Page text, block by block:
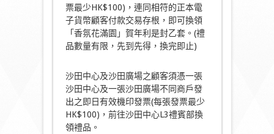
票最少HK$100)，連同相符的正本電
子貨幣顧客付款交易存根，即可換領
「香氛花滿園」賀年利是封乙套。(禮
品數量有限，先到先得，換完即止)
沙田中心及沙田廣場之顧客須憑一張
沙田中心及一張沙田廣場不同商戶發
出之即日有效機印發票(每張發票最少
HK$100)，前往沙田中心L3禮賓部換
領禮品。